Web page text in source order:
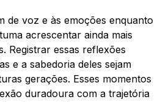
de voz e às emoções enquanto
acrescentar ainda mais
Registrar essas reflexões
e a sabedoria deles sejam
gerações. Esses momentos
duradoura com a trajetória